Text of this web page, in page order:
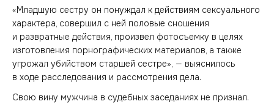
«Младшую сестру он понуждал к действиям сексуального
характера, совершил с ней половые сношения
и развратные действия, произвел фотосъемку в целях
изготовления порнографических материалов, а также
угрожал убийством старшей сестре», — выяснилось
в ходе расследования и рассмотрения дела.
Свою вину мужчина в судебных заседаниях не признал.